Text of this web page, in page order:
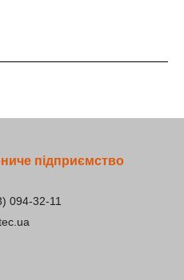
підприємство
094-32-11